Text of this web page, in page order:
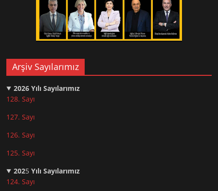
Arşiv Sayılarımız
2026 Yılı Sayılarımız
128. Sayı
127. Sayı
126. Sayı
125. Sayı
2025Yılı Sayılarımız
124. Sayı